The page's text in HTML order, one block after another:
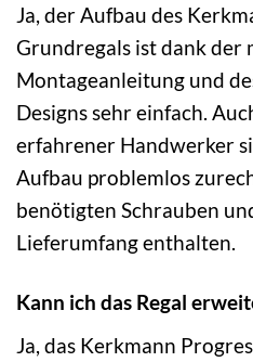
Ja, der Aufbau des
Grundregals ist dank der
Montageanleitung und
Designs sehr einfach.
erfahrener Handwerker
Aufbau problemlos
benötigten Schrauben
Lieferumfang enthalten.
Kann ich das Regal
Ja, das Kerkmann